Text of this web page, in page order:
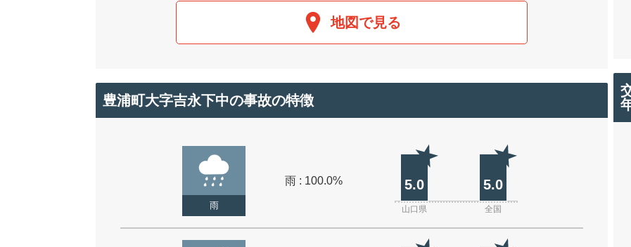
地図で見る
豊浦町大字吉永下中の事故の特徴
雨
雨 : 100.0% 5.0 5.0
山口県 全国